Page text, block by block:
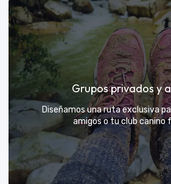
Días de Campo para
El mejor beneficio para tu equipo:
exploradores y fortalecer
naturaleza
VER MÁS
Grupos privados y
Diseñamos una ruta exclusiva
amigos o tu club canino